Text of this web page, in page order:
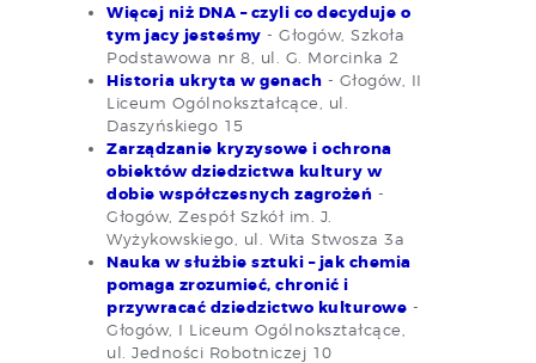
Więcej niż DNA – czyli co decyduje o
tym jacy jesteśmy - Głogów, Szkoła
Podstawowa nr 8, ul. G. Morcinka 2
Historia ukryta w genach - Głogów, II
Liceum Ogólnokształcące, ul.
Daszyńskiego 15
Zarządzanie kryzysowe i ochrona
obiektów dziedzictwa kultury w
dobie współczesnych zagrożeń -
Głogów, Zespół Szkół im. J.
Wyżykowskiego, ul. Wita Stwosza 3a
Nauka w służbie sztuki – jak chemia
pomaga zrozumieć, chronić i
przywracać dziedzictwo kulturowe -
Głogów, I Liceum Ogólnokształcące,
ul. Jedności Robotniczej 10